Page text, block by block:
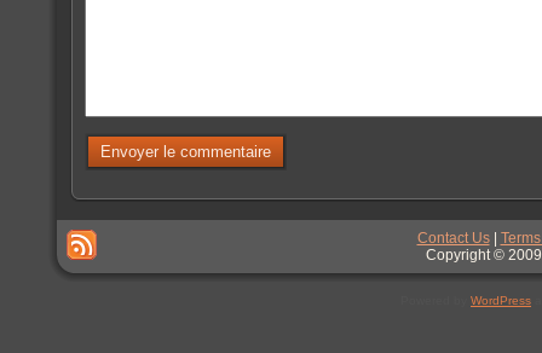
Contact Us|
Copyright ©
WordPress